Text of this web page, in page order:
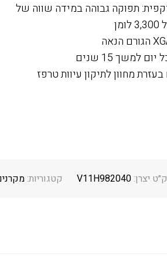
תפוקה גבוהה במידה שווה של
הגורם הנאה
למשך 15 שנים
מחוון לתיקון עיוות טרפז
יצרן: V11H982040 קטגוריות: